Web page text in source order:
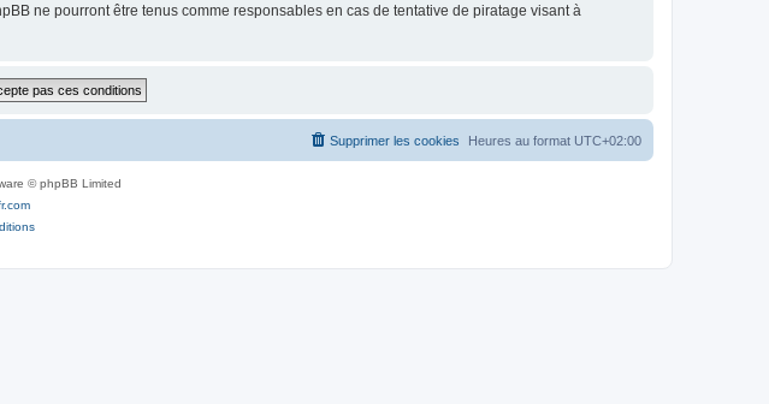
ne pourront être tenus comme responsables en cas de tentative de piratage visant à
Heures au format UTC+02:00
Supprimer les cookies
© phpBB Limited